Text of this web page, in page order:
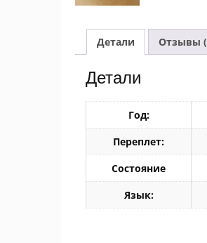
Детали Отзывы
Детали
Год:
Переплет:
Состояние
Язык: